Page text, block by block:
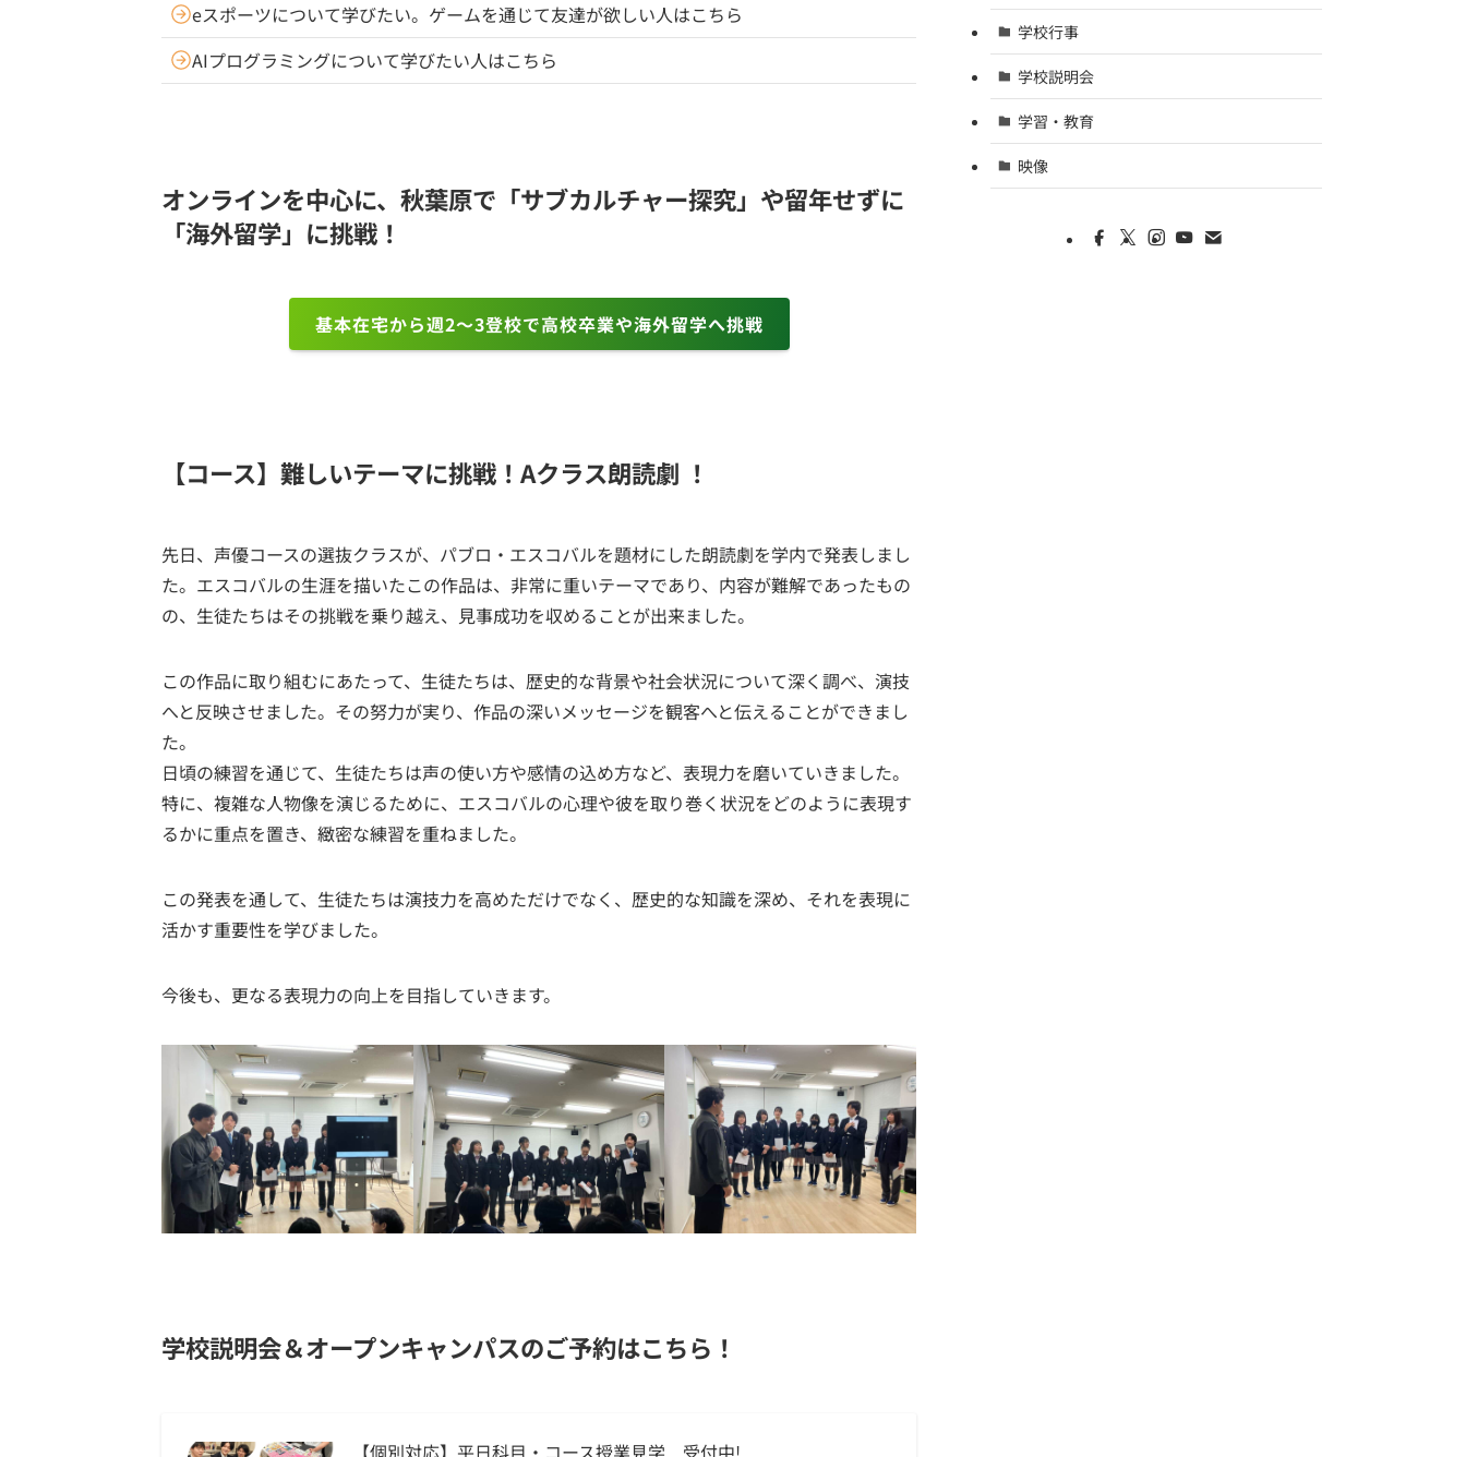
eスポーツについて学びたい。ゲームを通じて友達が欲しい人はこちら
AIプログラミングについて学びたい人はこちら
オンラインを中心に、秋葉原で「サブカルチャー探究」や留年せずに
「海外留学」に挑戦！
基本在宅から週2～3登校で高校卒業や海外留学へ挑戦
【コース】難しいテーマに挑戦！Aクラス朗読劇 ！
先日、声優コースの選抜クラスが、パブロ・エスコバルを題材にした朗読劇を学内で発表しまし
た。エスコバルの生涯を描いたこの作品は、非常に重いテーマであり、内容が難解であったもの
の、生徒たちはその挑戦を乗り越え、見事成功を収めることが出来ました。
この作品に取り組むにあたって、生徒たちは、歴史的な背景や社会状況について深く調べ、演技
へと反映させました。その努力が実り、作品の深いメッセージを観客へと伝えることができまし
た。
日頃の練習を通じて、生徒たちは声の使い方や感情の込め方など、表現力を磨いていきました。
特に、複雑な人物像を演じるために、エスコバルの心理や彼を取り巻く状況をどのように表現す
るかに重点を置き、緻密な練習を重ねました。
この発表を通して、生徒たちは演技力を高めただけでなく、歴史的な知識を深め、それを表現に
活かす重要性を学びました。
今後も、更なる表現力の向上を目指していきます。
学校説明会＆オープンキャンパスのご予約はこちら！
【個別対応】平日科目・コース授業見学 受付中!
学校行事
学校説明会
学習・教育
映像